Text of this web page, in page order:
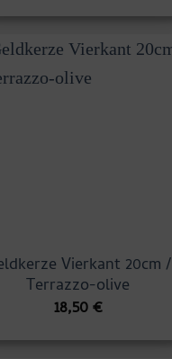
Vierkant 20cm /
Terrazzo-olive
18,50€